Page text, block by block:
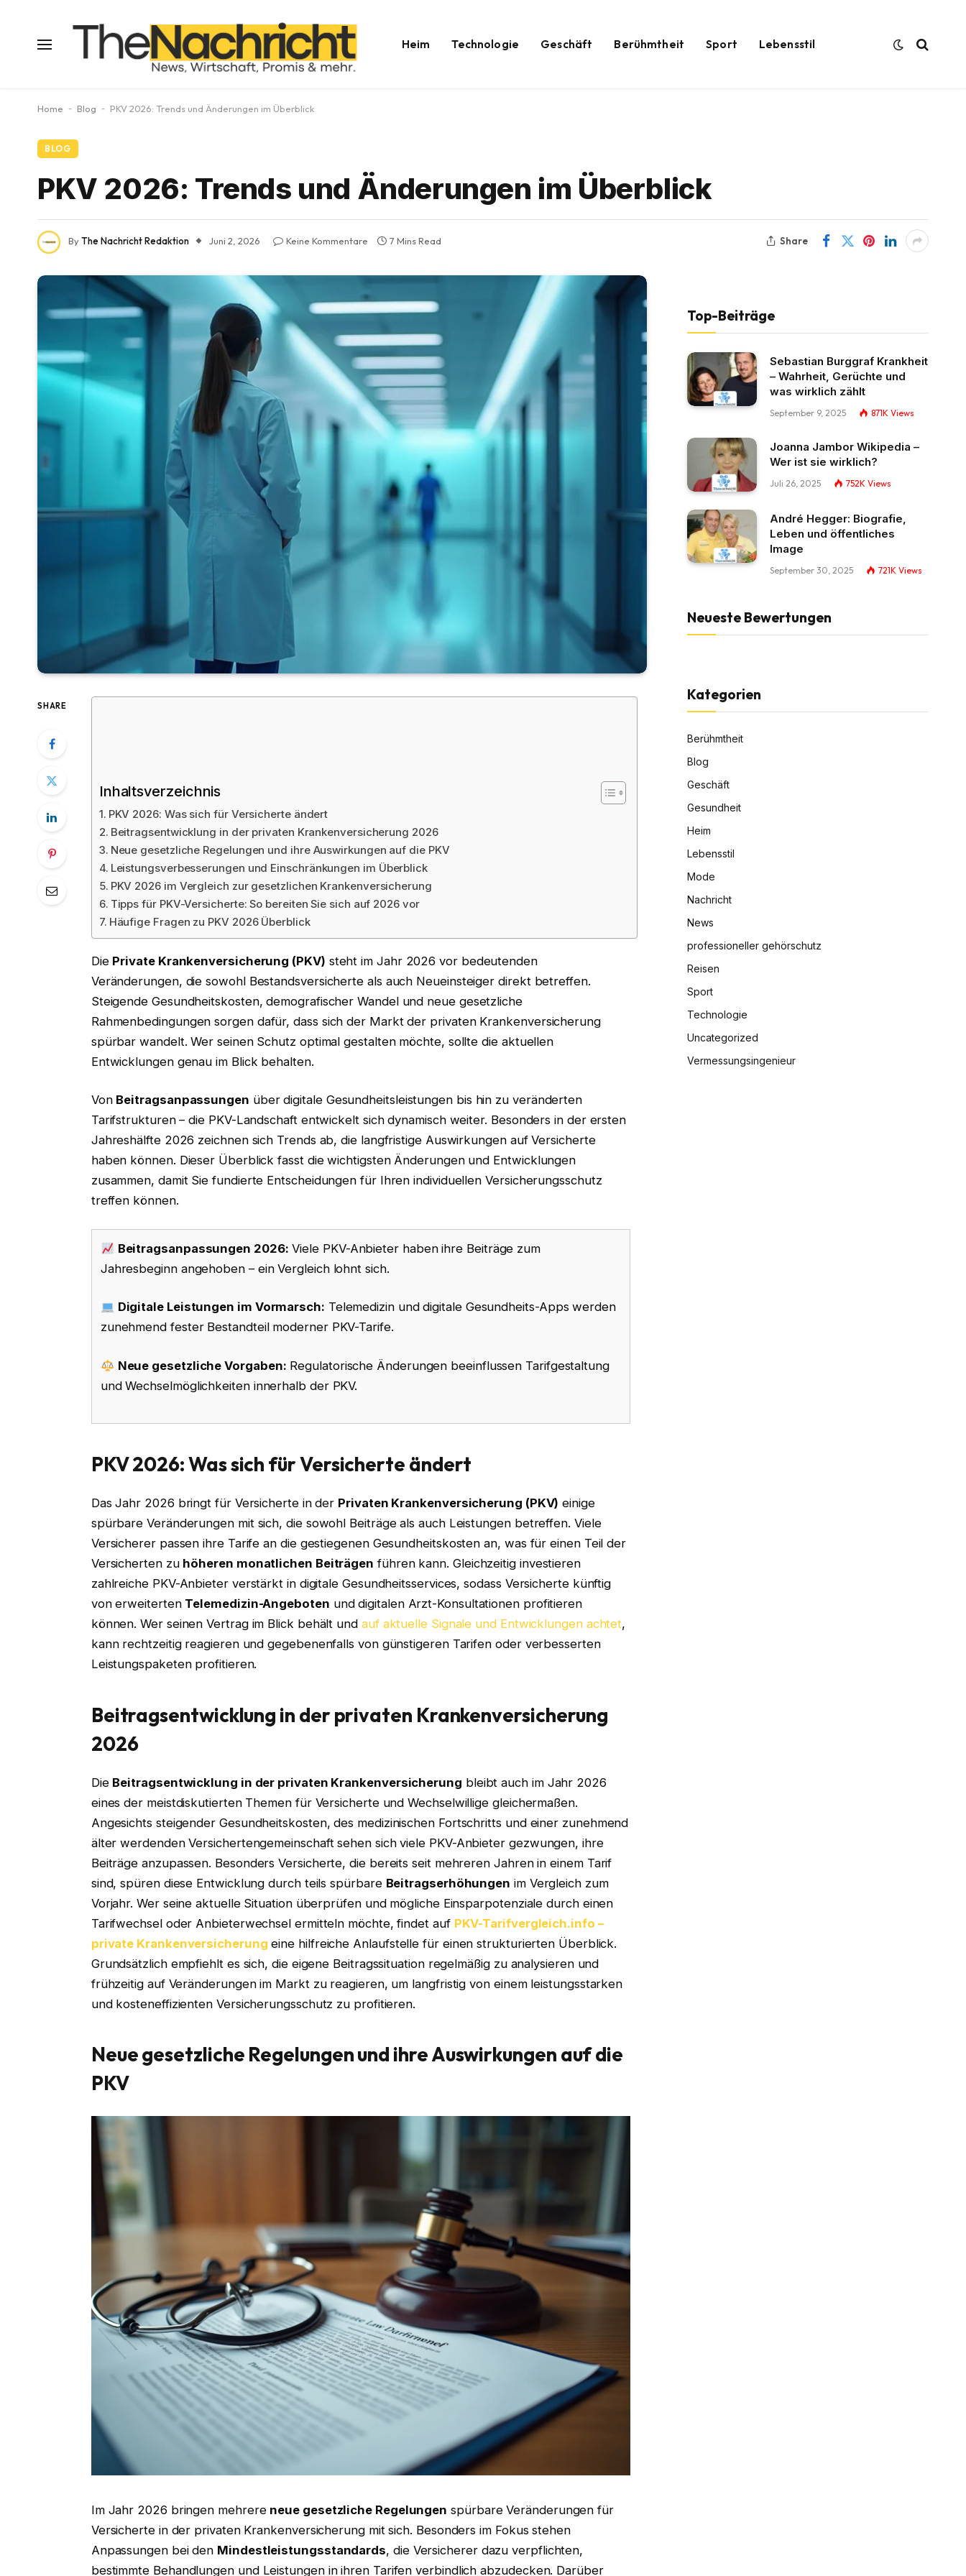
Heim Technologie Geschäft Berühmtheit Sport Lebensstil
Home - Blog - PKV 2026: Trends und Änderungen im Überblick
BLOG
PKV 2026: Trends und Änderungen im Überblick
ByThe Nachricht Redaktion Juni 2, 2026 Keine Kommentare 7 Mins Read Share
SHARE
Inhaltsverzeichnis
PKV 2026: Was sich für Versicherte ändert
Beitragsentwicklung in der privaten Krankenversicherung 2026
Neue gesetzliche Regelungen und ihre Auswirkungen auf die PKV
Leistungsverbesserungen und Einschränkungen im Überblick
PKV 2026 im Vergleich zur gesetzlichen Krankenversicherung
Tipps für PKV-Versicherte: So bereiten Sie sich auf 2026 vor
Häufige Fragen zu PKV 2026 Überblick
Die Private Krankenversicherung (PKV) steht im Jahr 2026 vor bedeutenden
Veränderungen, die sowohl Bestandsversicherte als auch Neueinsteiger direkt betreffen.
Steigende Gesundheitskosten, demografischer Wandel und neue gesetzliche
Rahmenbedingungen sorgen dafür, dass sich der Markt der privaten Krankenversicherung
spürbar wandelt. Wer seinen Schutz optimal gestalten möchte, sollte die aktuellen
Entwicklungen genau im Blick behalten.
Von Beitragsanpassungen über digitale Gesundheitsleistungen bis hin zu veränderten
Tarifstrukturen – die PKV-Landschaft entwickelt sich dynamisch weiter. Besonders in der ersten
Jahreshälfte 2026 zeichnen sich Trends ab, die langfristige Auswirkungen auf Versicherte
haben können. Dieser Überblick fasst die wichtigsten Änderungen und Entwicklungen
zusammen, damit Sie fundierte Entscheidungen für Ihren individuellen Versicherungsschutz
treffen können.
Beitragsanpassungen 2026: Viele PKV-Anbieter haben ihre Beiträge zum
Jahresbeginn angehoben – ein Vergleich lohnt sich.
Digitale Leistungen im Vormarsch: Telemedizin und digitale Gesundheits-Apps werden
zunehmend fester Bestandteil moderner PKV-Tarife.
Neue gesetzliche Vorgaben: Regulatorische Änderungen beeinflussen Tarifgestaltung
und Wechselmöglichkeiten innerhalb der PKV.
PKV 2026: Was sich für Versicherte ändert
Das Jahr 2026 bringt für Versicherte in der Privaten Krankenversicherung (PKV) einige
spürbare Veränderungen mit sich, die sowohl Beiträge als auch Leistungen betreffen. Viele
Versicherer passen ihre Tarife an die gestiegenen Gesundheitskosten an, was für einen Teil der
Versicherten zu höheren monatlichen Beiträgen führen kann. Gleichzeitig investieren
zahlreiche PKV-Anbieter verstärkt in digitale Gesundheitsservices, sodass Versicherte künftig
von erweiterten Telemedizin-Angeboten und digitalen Arzt-Konsultationen profitieren
können. Wer seinen Vertrag im Blick behält und auf aktuelle Signale und Entwicklungen achtet,
kann rechtzeitig reagieren und gegebenenfalls von günstigeren Tarifen oder verbesserten
Leistungspaketen profitieren.
Beitragsentwicklung in der privaten Krankenversicherung
2026
Die Beitragsentwicklung in der privaten Krankenversicherung bleibt auch im Jahr 2026
eines der meistdiskutierten Themen für Versicherte und Wechselwillige gleichermaßen.
Angesichts steigender Gesundheitskosten, des medizinischen Fortschritts und einer zunehmend
älter werdenden Versichertengemeinschaft sehen sich viele PKV-Anbieter gezwungen, ihre
Beiträge anzupassen. Besonders Versicherte, die bereits seit mehreren Jahren in einem Tarif
sind, spüren diese Entwicklung durch teils spürbare Beitragserhöhungen im Vergleich zum
Vorjahr. Wer seine aktuelle Situation überprüfen und mögliche Einsparpotenziale durch einen
Tarifwechsel oder Anbieterwechsel ermitteln möchte, findet auf PKV-Tarifvergleich.info –
private Krankenversicherung eine hilfreiche Anlaufstelle für einen strukturierten Überblick.
Grundsätzlich empfiehlt es sich, die eigene Beitragssituation regelmäßig zu analysieren und
frühzeitig auf Veränderungen im Markt zu reagieren, um langfristig von einem leistungsstarken
und kosteneffizienten Versicherungsschutz zu profitieren.
Neue gesetzliche Regelungen und ihre Auswirkungen auf die
PKV
Im Jahr 2026 bringen mehrere neue gesetzliche Regelungen spürbare Veränderungen für
Versicherte in der privaten Krankenversicherung mit sich. Besonders im Fokus stehen
Anpassungen bei den Mindestleistungsstandards, die Versicherer dazu verpflichten,
bestimmte Behandlungen und Leistungen in ihren Tarifen verbindlich abzudecken. Darüber
Top-Beiträge
Sebastian Burggraf Krankheit
– Wahrheit, Gerüchte und
was wirklich zählt
September 9, 2025 871K Views
Joanna Jambor Wikipedia –
Wer ist sie wirklich?
Juli 26, 2025 752K Views
André Hegger: Biografie,
Leben und öffentliches
Image
September 30, 2025 721K Views
Neueste Bewertungen
Kategorien
Berühmtheit
Blog
Geschäft
Gesundheit
Heim
Lebensstil
Mode
Nachricht
News
professioneller gehörschutz
Reisen
Sport
Technologie
Uncategorized
Vermessungsingenieur